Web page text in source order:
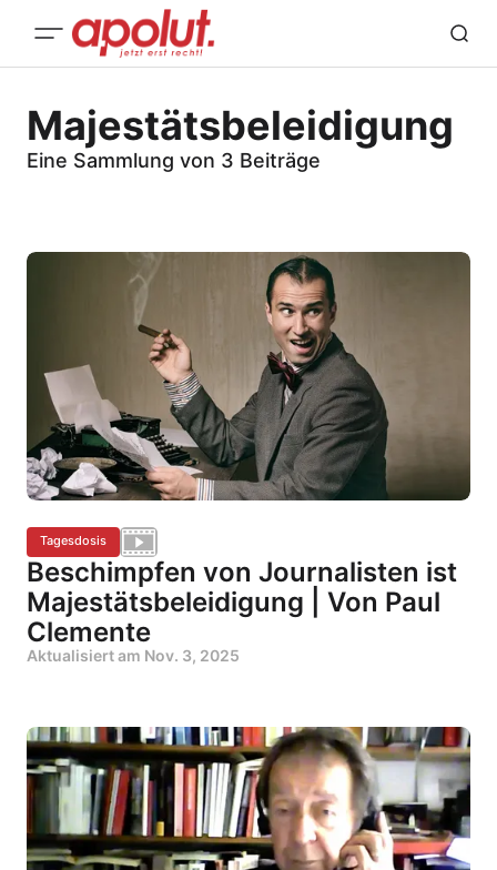
Majestätsbeleidigung
Eine Sammlung von 3 Beiträge
Tagesdosis
Beschimpfen von Journalisten ist
Majestätsbeleidigung | Von Paul
Clemente
Aktualisiert am Nov. 3, 2025